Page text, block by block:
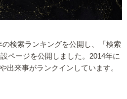
の検索ランキングを公開し、「検索
ページを公開しました。2014年に
出来事がランクインしています。